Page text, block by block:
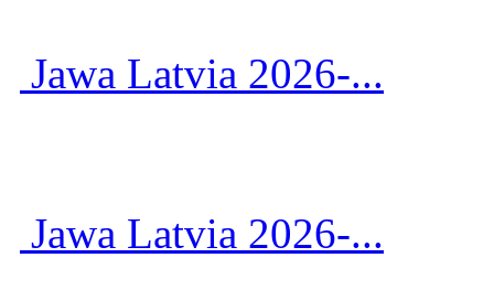
Jawa Latvia 2026-...
Jawa Latvia 2026-...